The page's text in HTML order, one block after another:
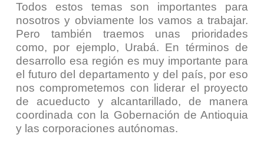
Todos estos temas son importantes para
nosotros y obviamente los vamos a trabajar.
Pero también traemos unas prioridades
como, por ejemplo, Urabá. En términos de
desarrollo esa región es muy importante para
el futuro del departamento y del país, por eso
nos comprometemos con liderar el proyecto
de acueducto y alcantarillado, de manera
coordinada con la Gobernación de Antioquia
y las corporaciones autónomas.